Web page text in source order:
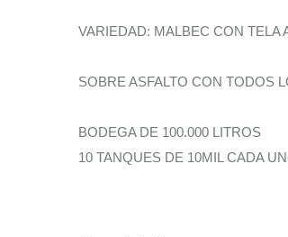
VARIEDAD: MALBEC CON TELA
SOBRE ASFALTO CON TODOS
BODEGA DE 100.000 LITROS
10 TANQUES DE 10MIL CADA